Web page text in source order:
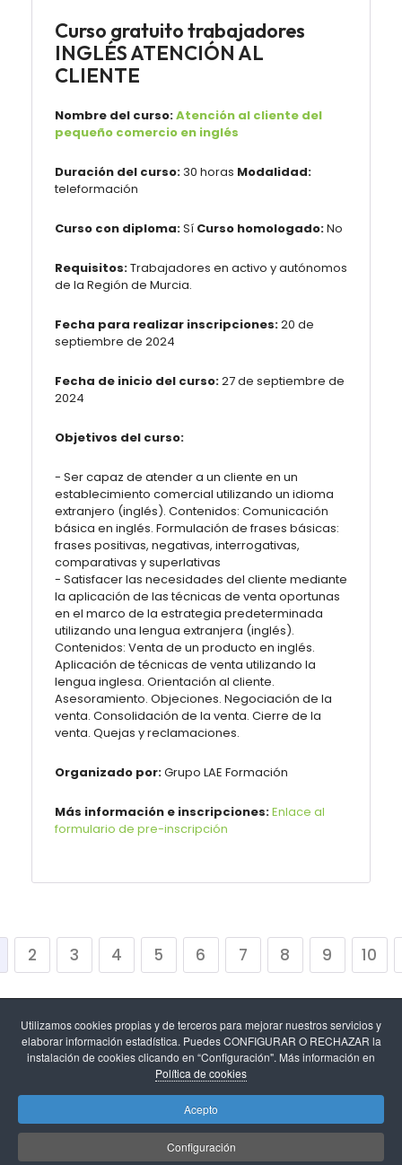
Utilizamos cookies propias y de terceros para mejorar nuestros servicios y
elaborar información estadística. Puedes CONFIGURAR O RECHAZAR la
instalación de cookies clicando en “Configuración". Más información en
Política de cookies
Acepto
Configuración
Curso gratuito trabajadores
INGLÉS ATENCIÓN AL
CLIENTE
Nombre del curso:Atención al cliente del
pequeño comercio en inglés
Duración del curso: 30 horas Modalidad:
teleformación
Curso con diploma:Sí Curso homologado:No
Requisitos:Trabajadores en activo y autónomos
de la Región de Murcia.
Fecha para realizar inscripciones:20 de
septiembre de 2024
Fecha de inicio del curso:27 de septiembre de
2024
Objetivos del curso:
- Ser capaz de atender a un cliente en un
establecimiento comercial utilizando un idioma
extranjero (inglés). Contenidos: Comunicación
básica en inglés. Formulación de frases básicas:
frases positivas, negativas, interrogativas,
comparativas y superlativas
- Satisfacer las necesidades del cliente mediante
la aplicación de las técnicas de venta oportunas
en el marco de la estrategia predeterminada
utilizando una lengua extranjera (inglés).
Contenidos: Venta de un producto en inglés.
Aplicación de técnicas de venta utilizando la
lengua inglesa. Orientación al cliente.
Asesoramiento. Objeciones. Negociación de la
venta. Consolidación de la venta. Cierre de la
venta. Quejas y reclamaciones.
Organizado por:Grupo LAE Formación
Más información e inscripciones:Enlace al
formulario de pre-inscripción
2 3 4 5 6 7 8 9 10
Política de cookies y configuración de
cookies-Protección de datos.